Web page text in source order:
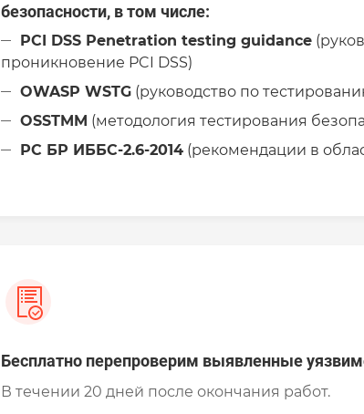
безопасности, в том числе:
PCI DSS Penetration testing guidance
проникновение PCI DSS)
OWASP WSTG (руководство по
OSSTMM (методология тестирования
РС БР ИББС-2.6-2014 (рекомендации в
Бесплатно перепроверим выявленные
В течении 20 дней после окончания работ.